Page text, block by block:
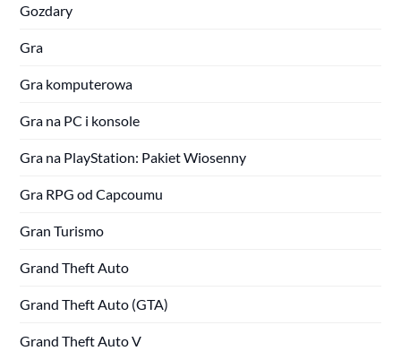
Gozdary
Gra
Gra komputerowa
Gra na PC i konsole
Gra na PlayStation: Pakiet Wiosenny
Gra RPG od Capcoumu
Gran Turismo
Grand Theft Auto
Grand Theft Auto (GTA)
Grand Theft Auto V